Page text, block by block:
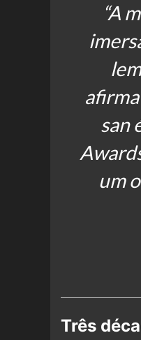
“A
afirma
san
um
Três